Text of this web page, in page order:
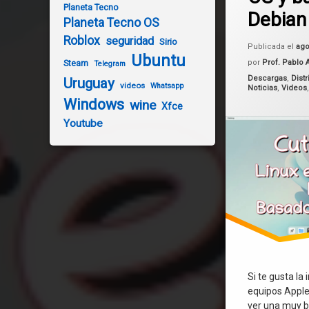
Publicada el
por Prof. Pablo
Categorías:
Descargas,
Noticias,Videos
Si te gusta la
equipos
ver una muy
Distribución
MacOS
Planeta Tecno
Planeta Tecno OS
Roblox seguridad Sirio
Steam Telegram Ubuntu
Uruguay videos Whatsapp
Windows wine Xfce
Youtube